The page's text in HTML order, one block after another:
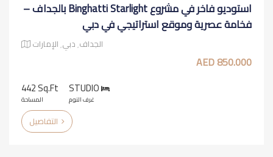
استوديو فاخر في مشروع Binghatti Starlight بالجداف –
فخامة عصرية وموقع استراتيجي في دبي
الجداف٬ دبي٬ الإمارات
850.000 AED
442 Sq.ft
المساحة
STUDIO
غرف النوم